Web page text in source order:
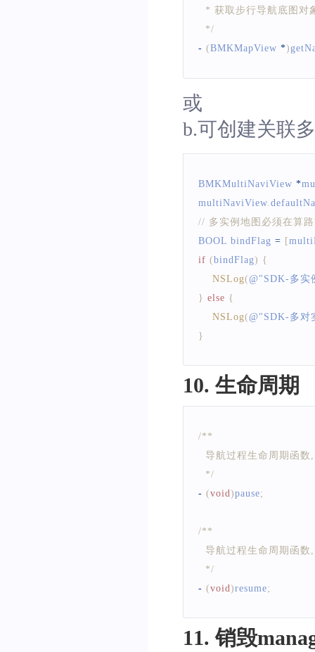
* 获取步行导航底图对
  */
- (BMKMapView *)
或
b.可创建关联
BMKMultiNaviView *
multiNaviView
// 多实例地图必须在算
BOOL bindFlag = [
if (bindFlag) {
NSLog(@ "SDK-多实
} else {
NSLog(@ "SDK-多对
}
10. 生命周期
/**
导航过程生命周期函数
  */
- (void)pause;
/**
导航过程生命周期函数
  */
- (void)resume;
导航过程生命周期函数
11. 销毁